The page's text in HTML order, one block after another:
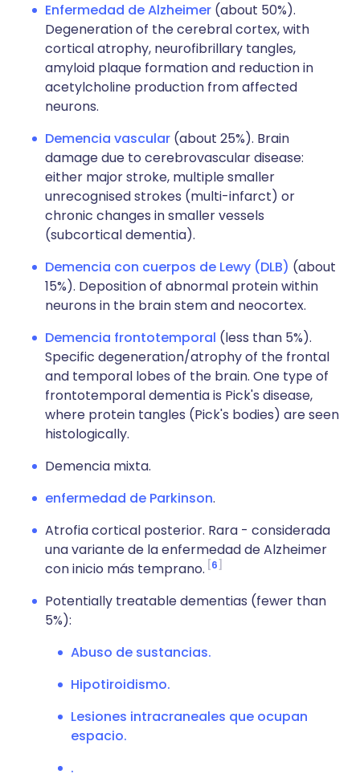
Enfermedad de Alzheimer (about 50%).
Degeneration of the cerebral cortex, with
cortical atrophy, neurofibrillary tangles,
amyloid plaque formation and reduction in
acetylcholine production from affected
neurons.
Demencia vascular (about 25%). Brain
damage due to cerebrovascular disease:
either major stroke, multiple smaller
unrecognised strokes (multi-infarct) or
chronic changes in smaller vessels
(subcortical dementia).
Demencia con cuerpos de Lewy (DLB) (about
15%). Deposition of abnormal protein within
neurons in the brain stem and neocortex.
Demencia frontotemporal (less than 5%).
Specific degeneration/atrophy of the frontal
and temporal lobes of the brain. One type of
frontotemporal dementia is Pick's disease,
where protein tangles (Pick's bodies) are seen
histologically.
Demencia mixta.
enfermedad de Parkinson.
Atrofia cortical posterior. Rara - considerada
una variante de la enfermedad de Alzheimer
con inicio más temprano. 6
Potentially treatable dementias (fewer than
5%):
Abuso de sustancias.
Hipotiroidismo.
Lesiones intracraneales que ocupan
espacio.
.